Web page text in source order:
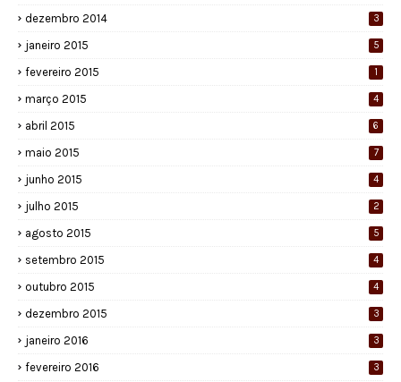
dezembro 2014 3
janeiro 2015 5
fevereiro 2015 1
março 2015 4
abril 2015 6
maio 2015 7
junho 2015 4
julho 2015 2
agosto 2015 5
setembro 2015 4
outubro 2015 4
dezembro 2015 3
janeiro 2016 3
fevereiro 2016 3